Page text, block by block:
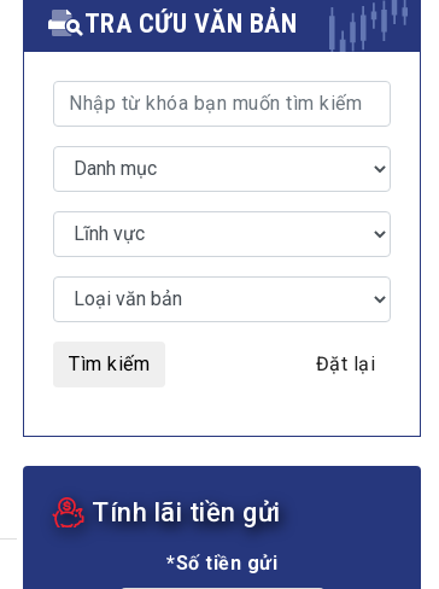
MULTIMEDIA
Video
E-magazines
TRA CỨU VĂN BẢN
Tìm kiếm Đặt lại
Tính lãi tiền gửi
*Số tiền gửi